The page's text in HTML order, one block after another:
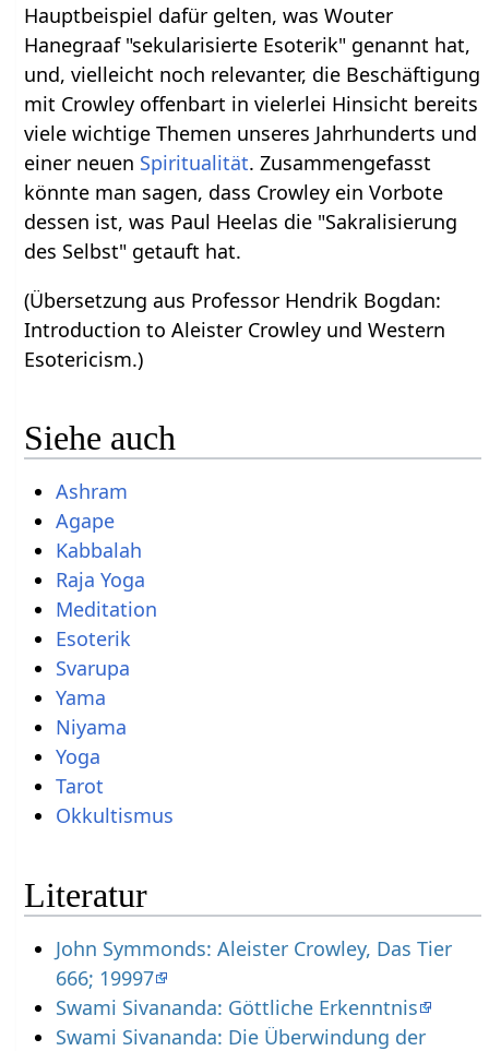
Hauptbeispiel dafür gelten, was Wouter
Hanegraaf "sekularisierte Esoterik" genannt hat,
und, vielleicht noch relevanter, die Beschäftigung
mit Crowley offenbart in vielerlei Hinsicht bereits
viele wichtige Themen unseres Jahrhunderts und
einer neuen Spiritualität. Zusammengefasst
könnte man sagen, dass Crowley ein Vorbote
dessen ist, was Paul Heelas die "Sakralisierung
des Selbst" getauft hat.
(Übersetzung aus Professor Hendrik Bogdan:
Introduction to Aleister Crowley und Western
Esotericism.)
Siehe auch
Ashram
Agape
Kabbalah
Raja Yoga
Meditation
Esoterik
Svarupa
Yama
Niyama
Yoga
Tarot
Okkultismus
Literatur
John Symmonds: Aleister Crowley, Das Tier
666; 19997
Swami Sivananda: Göttliche Erkenntnis
Swami Sivananda: Die Überwindung der